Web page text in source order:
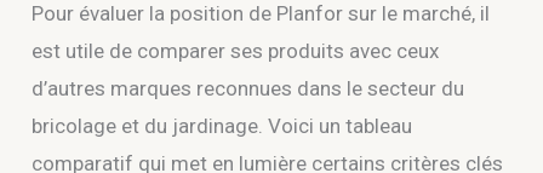
Pour évaluer la position de Planfor sur le marché, il
est utile de comparer ses produits avec ceux
d’autres marques reconnues dans le secteur du
bricolage et du jardinage. Voici un tableau
comparatif qui met en lumière certains critères clés